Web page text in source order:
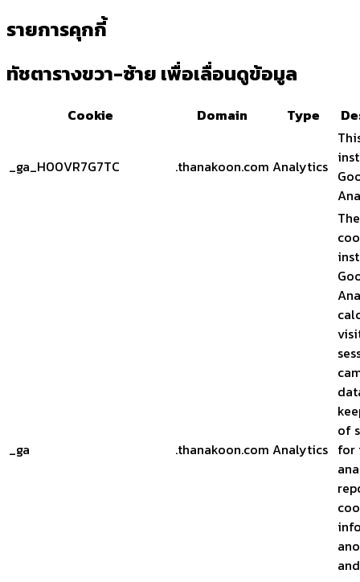
รายการคุกกี้
ทัชตารางขวา-ซ้าย เพื่อเลื่อนดูข้อมูล
Cookie Domain Type
_ga_H00VR7G7TC .thanakoon.com Analytics
_ga .thanakoon.com Analytics
of
for